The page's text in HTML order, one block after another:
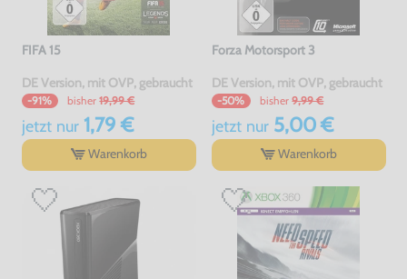
FIFA 15
DE Version, mit OVP, gebraucht
-91% bisher 19,99 €
jetzt nur1,79 €
Warenkorb
Forza Motorsport 3
DE Version, mit OVP, gebraucht
-50% bisher 9,99 €
jetzt nur5,00 €
Warenkorb